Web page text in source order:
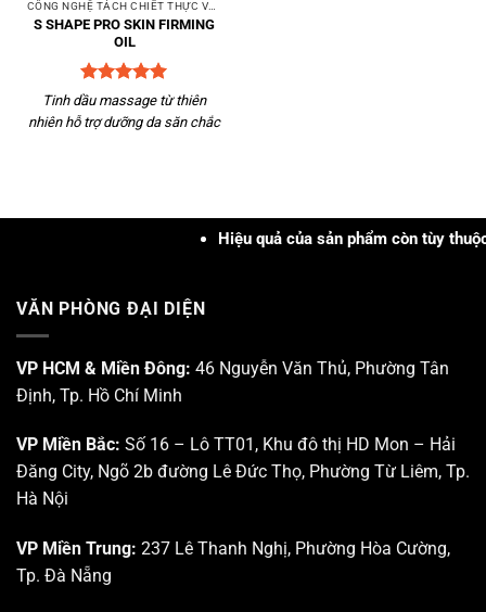
S SHAPE PRO SKIN FIRMING
OIL
Được xếp
hạng5
5
sao
Tinh dầu massage từ thiên
nhiên hỗ trợ dưỡng da săn chắc
Hiệu quả của sản phẩm còn tùy
VĂN PHÒNG ĐẠI DIỆN
VP HCM & Miền Đông: 46 Nguyễn Văn Thủ, Phường Tân
Định, Tp. Hồ Chí Minh
VP Miền Bắc: Số 16 – Lô TT01, Khu đô thị HD Mon – Hải
Đăng City, Ngõ 2b đường Lê Đức Thọ, Phường Từ Liêm, Tp.
Hà Nội
VP Miền Trung: 237 Lê Thanh Nghị, Phường Hòa Cường,
Tp. Đà Nẵng